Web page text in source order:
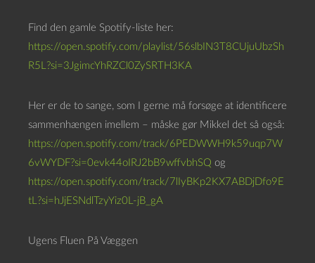
Find den gamle Spotify-liste her:
https://open.spotify.com/playlist/56slbIN3T8CUjuUbzSh
R5L?si=3JgimcYhRZCl0ZySRTH3KA
Her er de to sange, som I gerne må forsøge at identificere
sammenhængen imellem – måske gør Mikkel det så også:
https://open.spotify.com/track/6PEDWWH9k59uqp7W
6vWYDF?si=0evk44oIRJ2bB9wffvbhSQ og
https://open.spotify.com/track/7lIyBKp2KX7ABDjDfo9E
tL?si=hJjESNdlTzyYiz0L-jB_gA
Ugens Fluen På Væggen